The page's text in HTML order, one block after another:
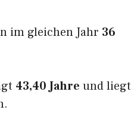
im gleichen Jahr 36
43,40 Jahre und liegt